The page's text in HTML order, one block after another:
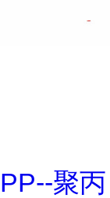
PP--聚丙